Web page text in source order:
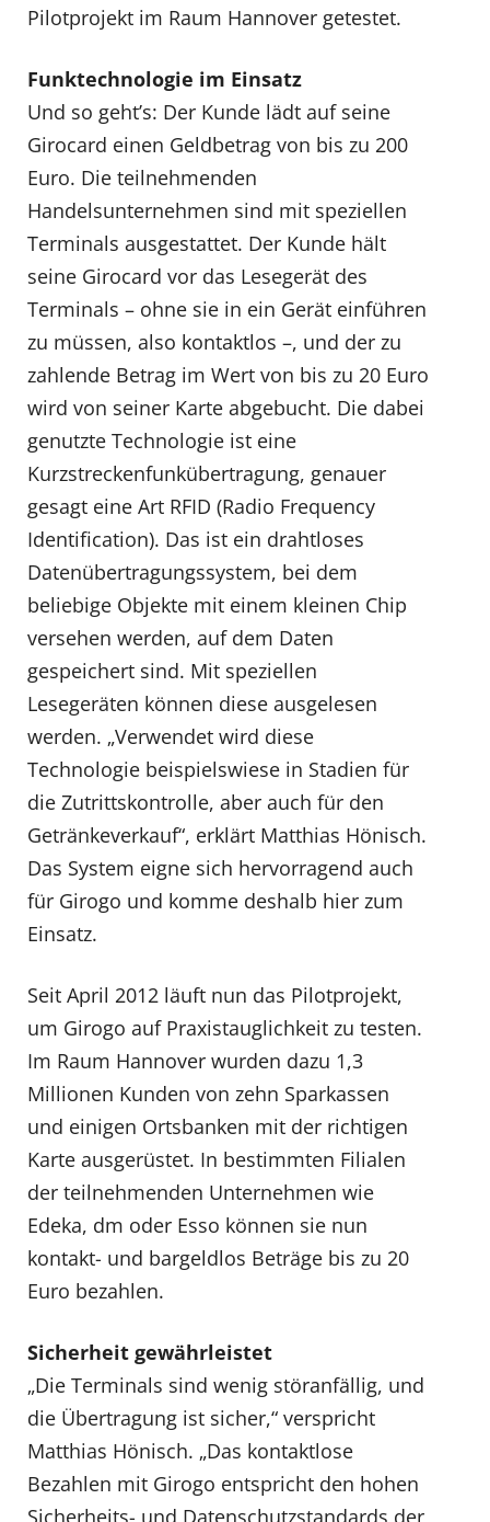
Pilotprojekt im Raum Hannover getestet.
Funktechnologie im Einsatz
Und so geht’s: Der Kunde lädt auf seine
Girocard einen Geldbetrag von bis zu 200
Euro. Die teilnehmenden
Handelsunternehmen sind mit speziellen
Terminals ausgestattet. Der Kunde hält
seine Girocard vor das Lesegerät des
Terminals – ohne sie in ein Gerät einführen
zu müssen, also kontaktlos –, und der zu
zahlende Betrag im Wert von bis zu 20 Euro
wird von seiner Karte abgebucht. Die dabei
genutzte Technologie ist eine
Kurzstreckenfunkübertragung, genauer
gesagt eine Art RFID (Radio Frequency
Identification). Das ist ein drahtloses
Datenübertragungssystem, bei dem
beliebige Objekte mit einem kleinen Chip
versehen werden, auf dem Daten
gespeichert sind. Mit speziellen
Lesegeräten können diese ausgelesen
werden. „Verwendet wird diese
Technologie beispielswiese in Stadien für
die Zutrittskontrolle, aber auch für den
Getränkeverkauf“, erklärt Matthias Hönisch.
Das System eigne sich hervorragend auch
für Girogo und komme deshalb hier zum
Einsatz.
Seit April 2012 läuft nun das Pilotprojekt,
um Girogo auf Praxistauglichkeit zu testen.
Im Raum Hannover wurden dazu 1,3
Millionen Kunden von zehn Sparkassen
und einigen Ortsbanken mit der richtigen
Karte ausgerüstet. In bestimmten Filialen
der teilnehmenden Unternehmen wie
Edeka, dm oder Esso können sie nun
kontakt- und bargeldlos Beträge bis zu 20
Euro bezahlen.
Sicherheit gewährleistet
„Die Terminals sind wenig störanfällig, und
die Übertragung ist sicher,“ verspricht
Matthias Hönisch. „Das kontaktlose
Bezahlen mit Girogo entspricht den hohen